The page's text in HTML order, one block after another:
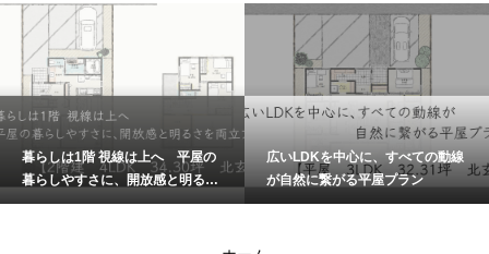
暮らしは1階 視線は上へ 平屋の
暮らしやすさに、開放感と明るさ
を両立プラン
広いLDKを中心に、すべての動線
が自然に繋がる平屋プラン